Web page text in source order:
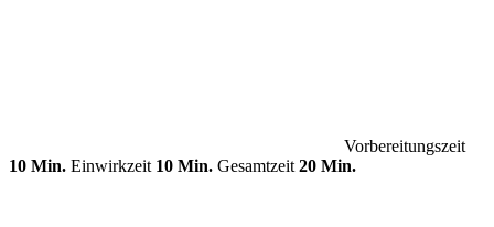
Vorbereitungszeit
10 Min. Einwirkzeit 10 Min. Gesamtzeit 20 Min.